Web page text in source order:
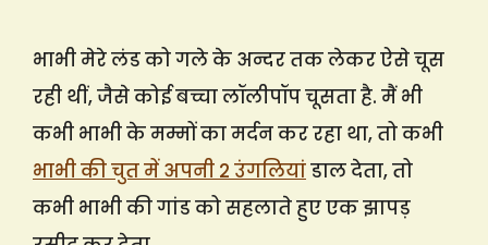
भाभी मेरे लंड को गले के अन्दर तक लेकर ऐसे चूस
रही थीं, जैसे कोई बच्चा लॉलीपॉप चूसता है. मैं भी
कभी भाभी के मम्मों का मर्दन कर रहा था, तो कभी
भाभी की चुत में अपनी 2 उंगलियांडाल देता, तो
कभी भाभी की गांड को सहलाते हुए एक झापड़